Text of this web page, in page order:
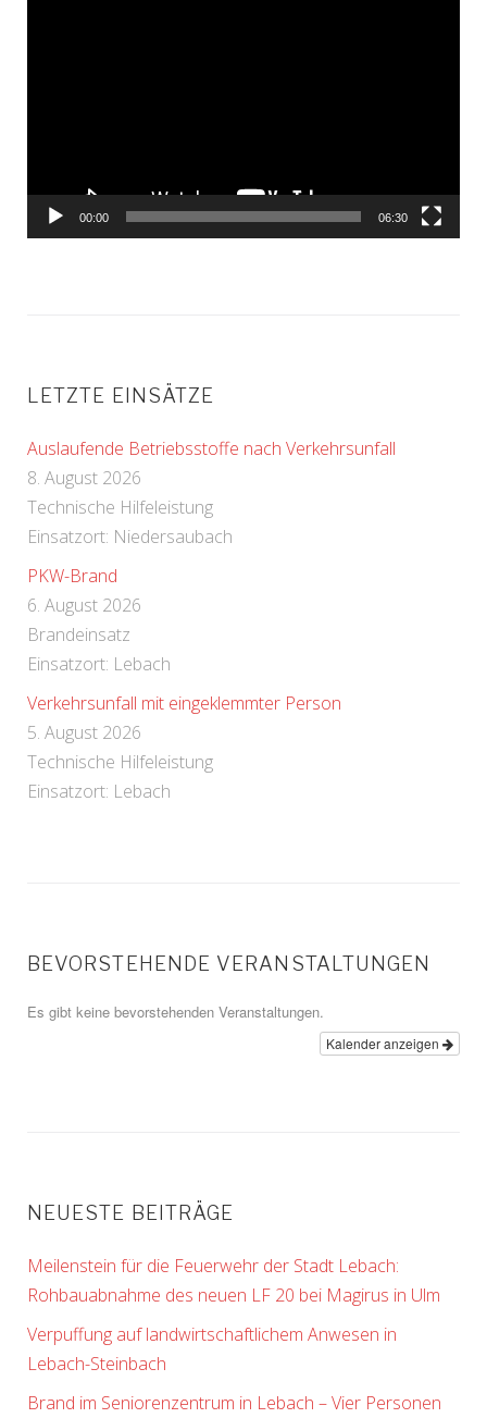
00:00 06:30
LETZTE EINSÄTZE
Auslaufende Betriebsstoffe nach Verkehrsunfall
8. August 2026
Technische Hilfeleistung
Einsatzort: Niedersaubach
PKW-Brand
6. August 2026
Brandeinsatz
Einsatzort: Lebach
Verkehrsunfall mit eingeklemmter Person
5. August 2026
Technische Hilfeleistung
Einsatzort: Lebach
BEVORSTEHENDE VERANSTALTUNGEN
Es gibt keine bevorstehenden Veranstaltungen.
Kalender anzeigen
NEUESTE BEITRÄGE
Meilenstein für die Feuerwehr der Stadt Lebach:
Rohbauabnahme des neuen LF 20 bei Magirus in Ulm
Verpuffung auf landwirtschaftlichem Anwesen in
Lebach-Steinbach
Brand im Seniorenzentrum in Lebach – Vier Personen